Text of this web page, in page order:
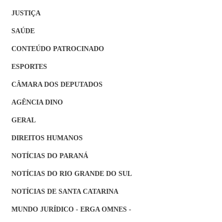
JUSTIÇA
SAÚDE
CONTEÚDO PATROCINADO
ESPORTES
CÂMARA DOS DEPUTADOS
AGÊNCIA DINO
GERAL
DIREITOS HUMANOS
NOTÍCIAS DO PARANÁ
NOTÍCIAS DO RIO GRANDE DO SUL
NOTÍCIAS DE SANTA CATARINA
MUNDO JURÍDICO - ERGA OMNES -